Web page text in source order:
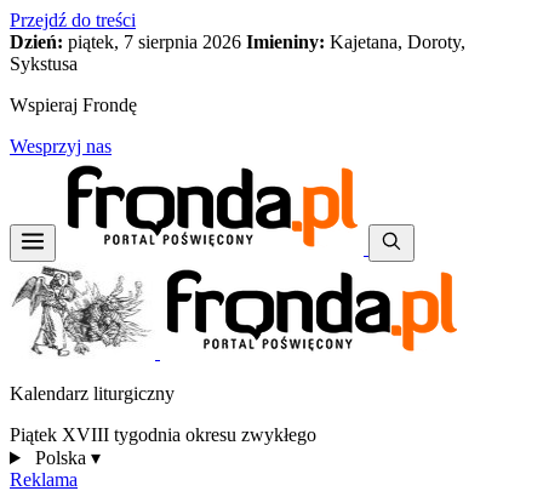
Przejdź do treści
Dzień: piątek, 7 sierpnia 2026 Imieniny: Kajetana, Doroty,
Sykstusa
Wspieraj Frondę
Wesprzyj nas
Kalendarz liturgiczny
Piątek XVIII tygodnia okresu zwykłego
Polska ▾
Reklama